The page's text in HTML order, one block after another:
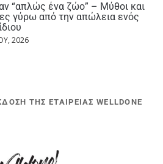
“απλώς ένα ζώο” – Μύθοι και
γύρω από την απώλεια ενός
2026
ΤΗΣ ΕΤΑΙΡΕΙΑΣ WELLDONE